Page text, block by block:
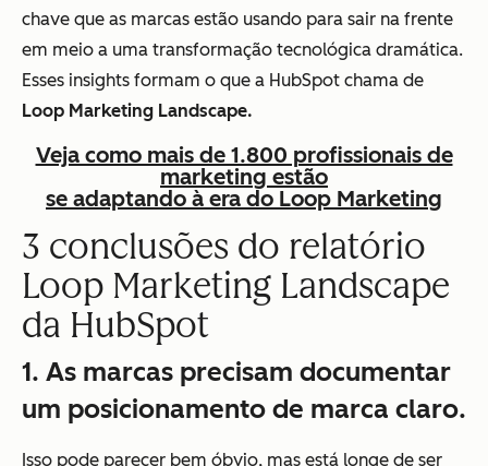
chave que as marcas estão usando para sair na frente
em meio a uma transformação tecnológica dramática.
Esses insights formam o que a HubSpot chama de
Loop Marketing Landscape.
Veja como mais de 1.800 profissionais de
marketing estão
se adaptando à era do Loop Marketing
3 conclusões do relatório
Loop Marketing Landscape
da HubSpot
1. As marcas precisam documentar
um posicionamento de marca claro.
Isso pode parecer bem óbvio, mas está longe de ser